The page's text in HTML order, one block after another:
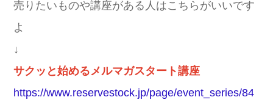
売りたいものや講座がある人はこちらがいいです
よ
↓
サクッと始めるメルマガスタート講座
https://www.reservestock.jp/page/event_series/84